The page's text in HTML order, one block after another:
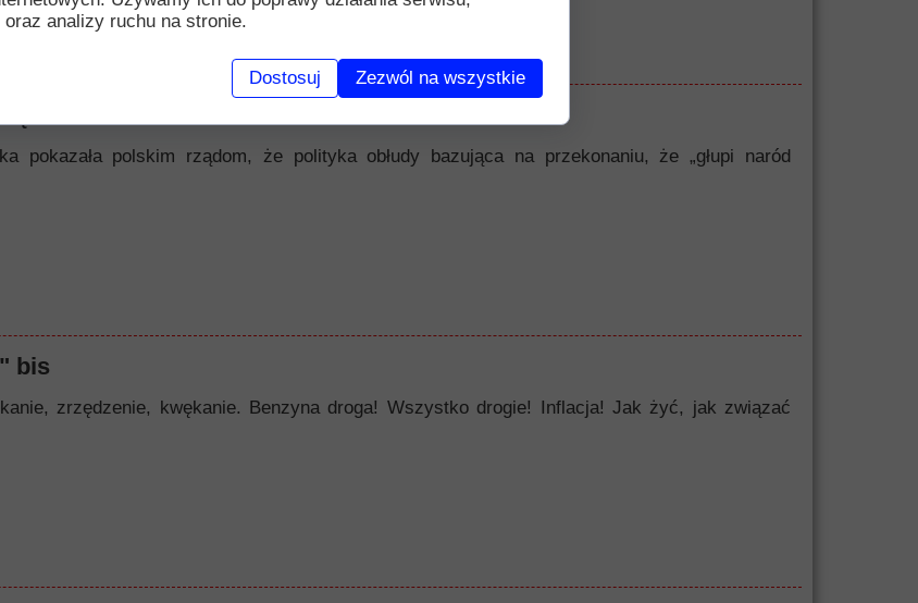
pokazała polskim rządom, że polityka obłudy bazująca na przekonaniu, że „głupi naród
bis
zrzędzenie, kwękanie. Benzyna droga! Wszystko drogie! Inflacja! Jak żyć, jak związać
analizy ruchu na stronie.
Dostosuj Zezwól na wszystkie